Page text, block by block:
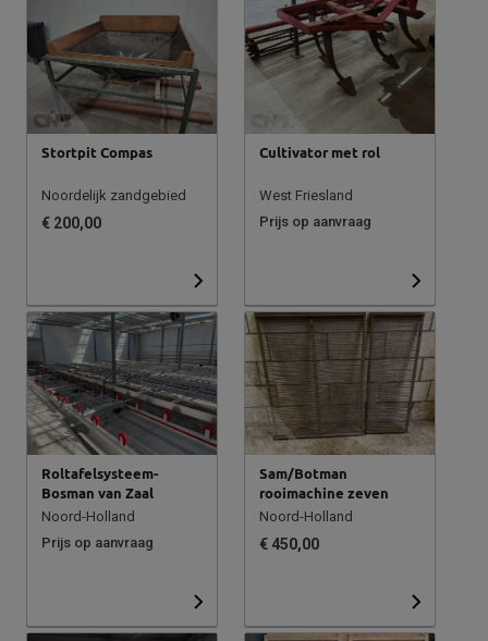
Stortpit Compas
Noordelijk zandgebied
€ 200,00
Cultivator met rol
West Friesland
Prijs op aanvraag
Roltafelsysteem-
Bosman van Zaal
Noord-Holland
Prijs op aanvraag
Sam/Botman
rooimachine zeven
Noord-Holland
€ 450,00